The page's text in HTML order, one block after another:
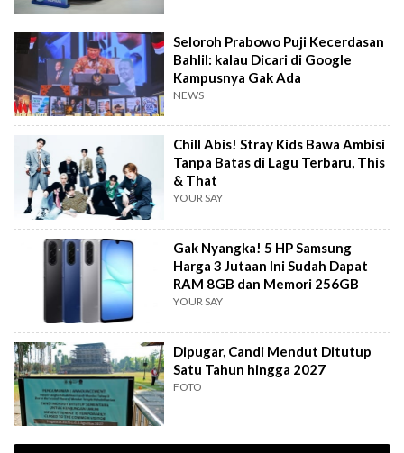
Seloroh Prabowo Puji Kecerdasan
Bahlil: kalau Dicari di Google
Kampusnya Gak Ada
NEWS
Chill Abis! Stray Kids Bawa Ambisi
Tanpa Batas di Lagu Terbaru, This
& That
YOUR SAY
Gak Nyangka! 5 HP Samsung
Harga 3 Jutaan Ini Sudah Dapat
RAM 8GB dan Memori 256GB
YOUR SAY
Dipugar, Candi Mendut Ditutup
Satu Tahun hingga 2027
FOTO